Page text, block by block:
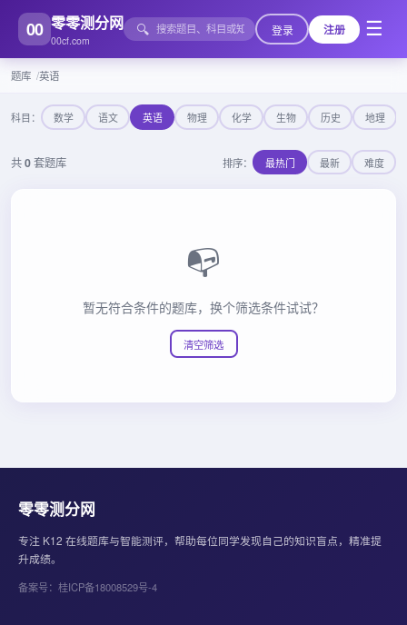
00 零零测分网
00cf.com
🔍 登录 注册 ☰
题库 英语
科目： 数学 语文 英语 物理 化学 生物 历史 地理
共0套题库 排序： 最热门 最新 难度
📭
暂无符合条件的题库，换个筛选条件试试？
清空筛选
零零测分网
专注 K12 在线题库与智能测评，帮助每位同学发现自己的知识盲点，精准提
升成绩。
备案号：桂ICP备18008529号-4